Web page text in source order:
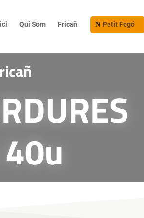
Qui Som Fricañ Petit Fogó